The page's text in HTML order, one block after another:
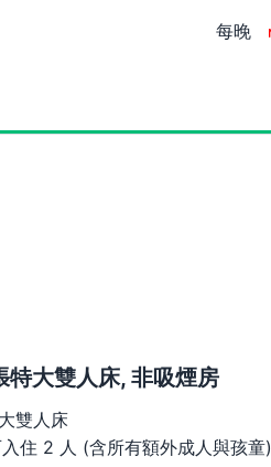
每晚
特大雙人床, 非吸煙房
雙人床
住 2 人 (含所有額外成人與孩童)